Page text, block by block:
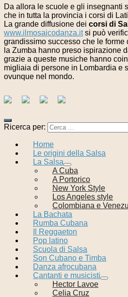
Da allora le scuole e gli insegnanti
che in tutta la provincia i corsi di
La grande diffusione dei corsi di
www.ilmosaicodanza.itsi può
grandissimo successo che le forme
la Zumba hanno preso ispirazione
grazie a queste musiche hanno
migliaia di persone in Lombardia e
ovunque nel mondo.
Ricerca per:
Home
Le origini della Salsa
La Salsa
A Cuba
A Portorico
New York Style
Los Angeles style
Colombiana e
La Bachata
Rumba Cubana
Il Reggaeton
Pop latino
Scuola di Salsa
Son Cubano e Timba
Danza afrocubana
Cantanti e musicisti
Hector Lavoe
Celia Cruz